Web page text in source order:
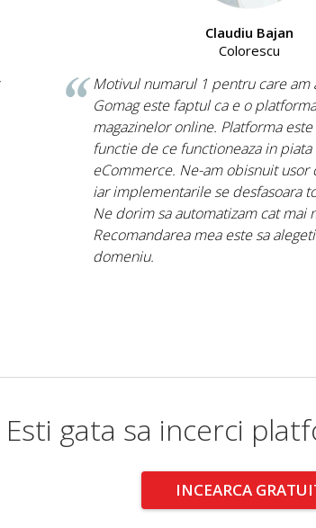
Claudiu Bajan
Colorescu
Motivul numarul 1 pentru care am
Gomag este faptul ca e o
magazinelor online. Platforma
functie de ce functioneaza in piata
eCommerce. Ne-am obisnuit usor
iar implementarile se desfasoara
Ne dorim sa automatizam cat mai
Recomandarea mea este sa
domeniu.
Esti gata sa incerci
INCEARCA